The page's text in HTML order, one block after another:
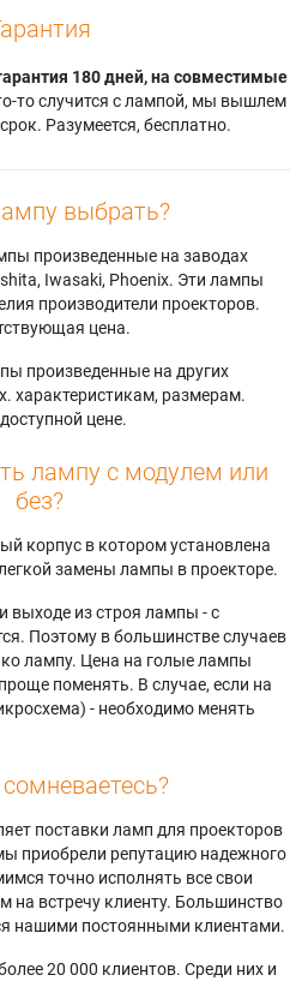
180 дней, на совместимые
то случится с лампой, мы вышлем
Разумеется, бесплатно.
выбрать?
произведенные на заводах
Iwasaki, Phoenix. Эти лампы
производители проекторов.
цена.
произведенные на других
характеристикам, размерам.
цене.
лампу с модулем или
без?
корпус в котором установлена
замены лампы в проекторе.
выходе из строя лампы - с
Поэтому в большинстве случаев
лампу. Цена на голые лампы
поменять. В случае, если на
- необходимо менять
поставки ламп для проекторов
приобрели репутацию надежного
точно исполнять все свои
на встречу клиенту. Большинство
нашими постоянными клиентами.
20 000 клиентов. Среди них и